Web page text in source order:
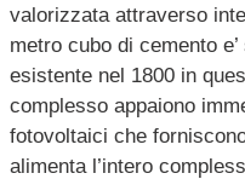
valorizzata attraverso
metro cubo di cemento
esistente nel 1800 in
complesso appaiono
fotovoltaici che
alimenta l’intero